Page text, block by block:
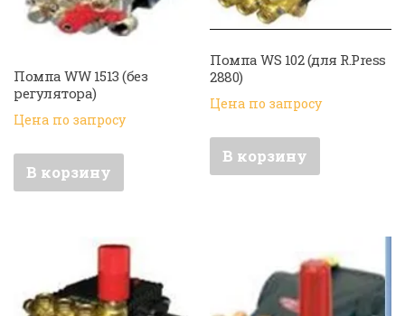
Помпа WW 1513 (без
регулятора)
Цена по запросу
В корзину
Помпа WS 102 (для R.Press
2880)
Цена по запросу
В корзину